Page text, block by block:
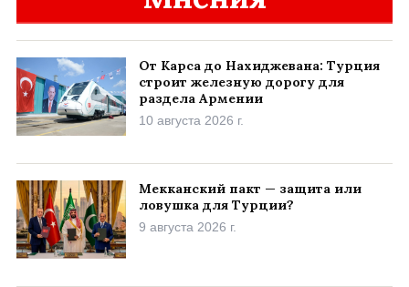
От Карса до Нахиджевана: Турция
строит железную дорогу для
раздела Армении
10 августа 2026 г.
Мекканский пакт — защита или
ловушка для Турции?
9 августа 2026 г.